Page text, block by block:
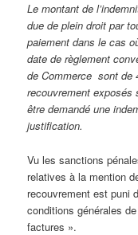
Le montant de
due de plein droit par
paiement dans le cas
date de règlement
de Commerce sont de
recouvrement exposés
être demandé une
justification.
Vu les sanctions
relatives à la mention
recouvrement est puni
conditions générales
factures ».